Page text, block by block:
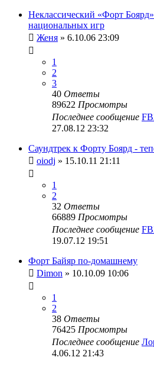
Неклассический «Форт
национальных игр
Женя » 6.10.06 23:09
1
2
3
40 Ответы
89622 Просмотры
Последнее сообщение
27.08.12 23:32
Саундтрек к Форту Боярд -
oiodj » 15.10.11 21:11
1
2
32 Ответы
66889 Просмотры
Последнее сообщение
19.07.12 19:51
Форт Байяр по-домашнему
Dimon » 10.10.09 10:06
1
2
38 Ответы
76425 Просмотры
Последнее сообщение
4.06.12 21:43